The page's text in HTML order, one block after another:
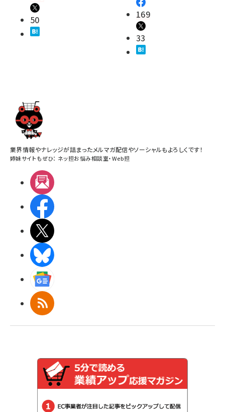
50
169
33
業界情報やナレッジが詰まったメルマガ配信やソーシャルもよろしくです！
姉妹サイトもぜひ： ネッ担お悩み相談室・Web担
RSS